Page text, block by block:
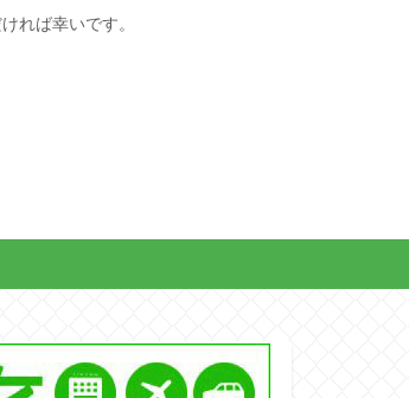
れば幸いです。